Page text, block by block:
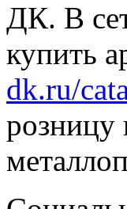
ДК. В
купить
dk.ru/
розницу